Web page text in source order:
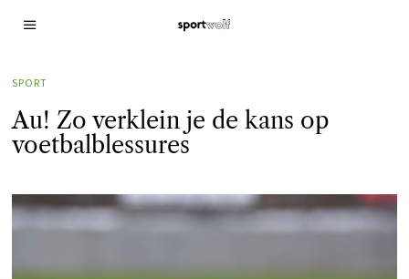
SPORT
Au! Zo verklein je de kans op
voetbalblessures